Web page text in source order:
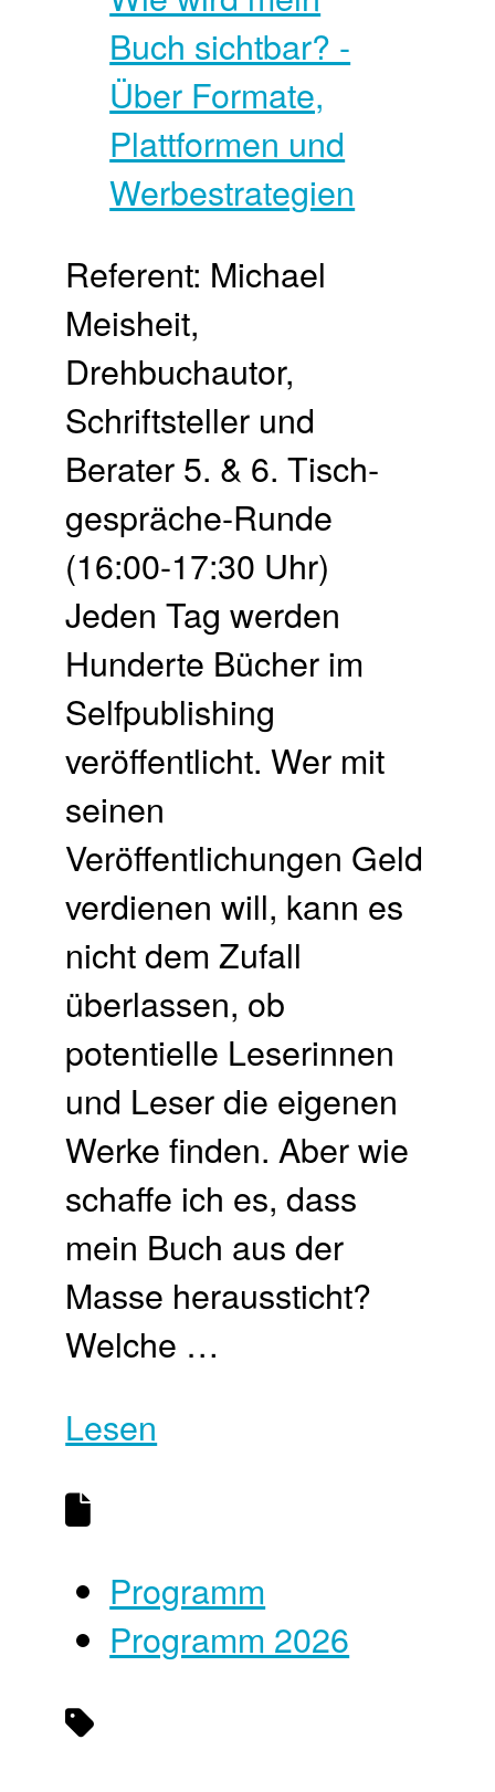
Referent: Michael
Meisheit,
Drehbuchautor,
Schriftsteller und
Berater 5. & 6. Tisch­
gespräche-Runde
(16:00-17:30 Uhr)
Jeden Tag werden
Hunderte Bücher im
Selfpublishing
veröffentlicht. Wer mit
seinen
Veröffentlichungen Geld
verdienen will, kann es
nicht dem Zufall
überlassen, ob
potentielle Leserinnen
und Leser die eigenen
Werke finden. Aber wie
schaffe ich es, dass
mein Buch aus der
Masse heraussticht?
Welche …
Lesen
Programm
Programm 2026